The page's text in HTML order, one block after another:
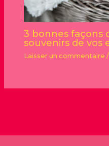
3 bonnes façons
souvenirs de vos
Laisser un commentaire /